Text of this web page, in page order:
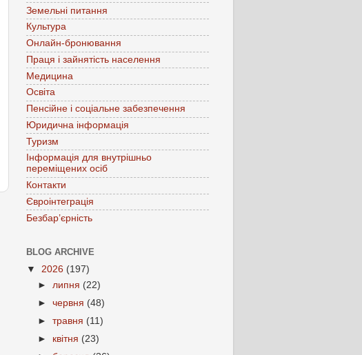
Земельні питання
Культура
Онлайн-бронювання
Праця і зайнятість населення
Медицина
Освіта
Пенсійне і соціальне забезпечення
Юридична інформація
Туризм
Інформація для внутрішньо
переміщених осіб
Контакти
Євроінтеграція
Безбар’єрність
BLOG ARCHIVE
▼ 2026 (197)
► липня (22)
►червня (48)
►травня (11)
► квітня (23)